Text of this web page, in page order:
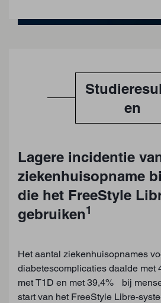
en
Lagere incidentie
ziekenhuisopname
die het FreeStyle
gebruiken1
Het aantal ziekenhuisopnames
diabetescomplicaties daalde met
met T1D en met 39,4% bij
start van het FreeStyle Libre-